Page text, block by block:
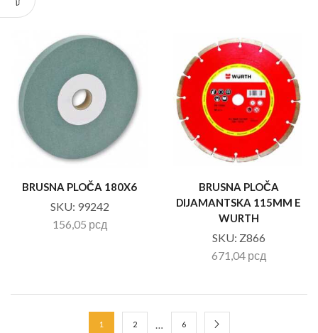
BRUSNA PLOČA 180X6
SKU: 99242
156,05 рсд
BRUSNA PLOČA
DIJAMANTSKA 115MM E
WURTH
SKU: Z866
671,04 рсд
1 2 6